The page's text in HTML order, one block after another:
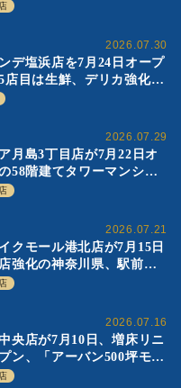
強化、ですみ分け
2026.07.30
デ塩浜店を7月24日オープ
店目は生鮮、デリカ強化の
要素も取り入れ
2026.07.29
月島3丁目店が7月22日オ
58階建てタワーマンショ
の小商圏型店を出店
2026.07.21
クモール港北店が7月15日
強化の神奈川県、駅前
小型店
2026.07.16
央店が7月10日、増床リニ
ン、「アーバン500坪モデ
大成、駅前立地受け、寿